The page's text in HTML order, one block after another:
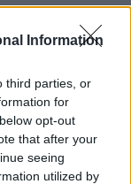
Information
third parties, or
for
opt-out
that after your
seeing
utilized by
słońca -